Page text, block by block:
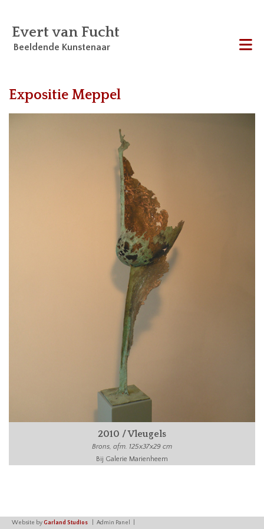
Evert van Fucht
Beeldende Kunstenaar
Expositie Meppel
2010 / Vleugels
Brons, afm. 125x37x29 cm
Bij Galerie Marienheem
Website byGarland Studios Admin Panel